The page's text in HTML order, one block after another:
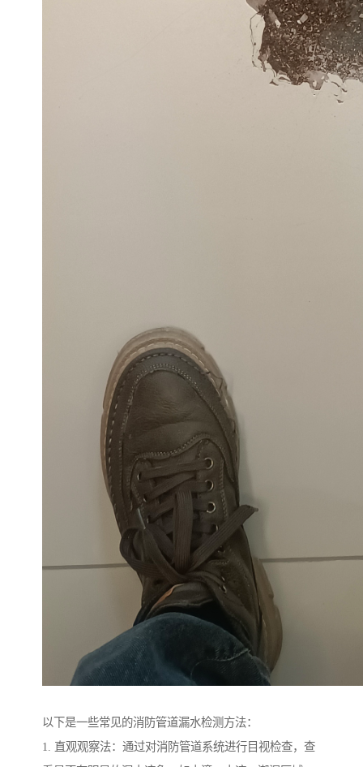
以下是一些常见的消防管道漏水检测方法：
1. 直观观察法：通过对消防管道系统进行目视检查，查